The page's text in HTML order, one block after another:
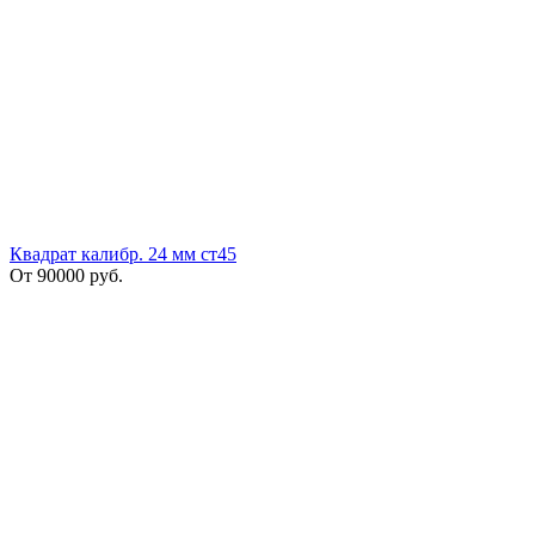
Квадрат калибр. 24 мм ст45
От 90000 руб.